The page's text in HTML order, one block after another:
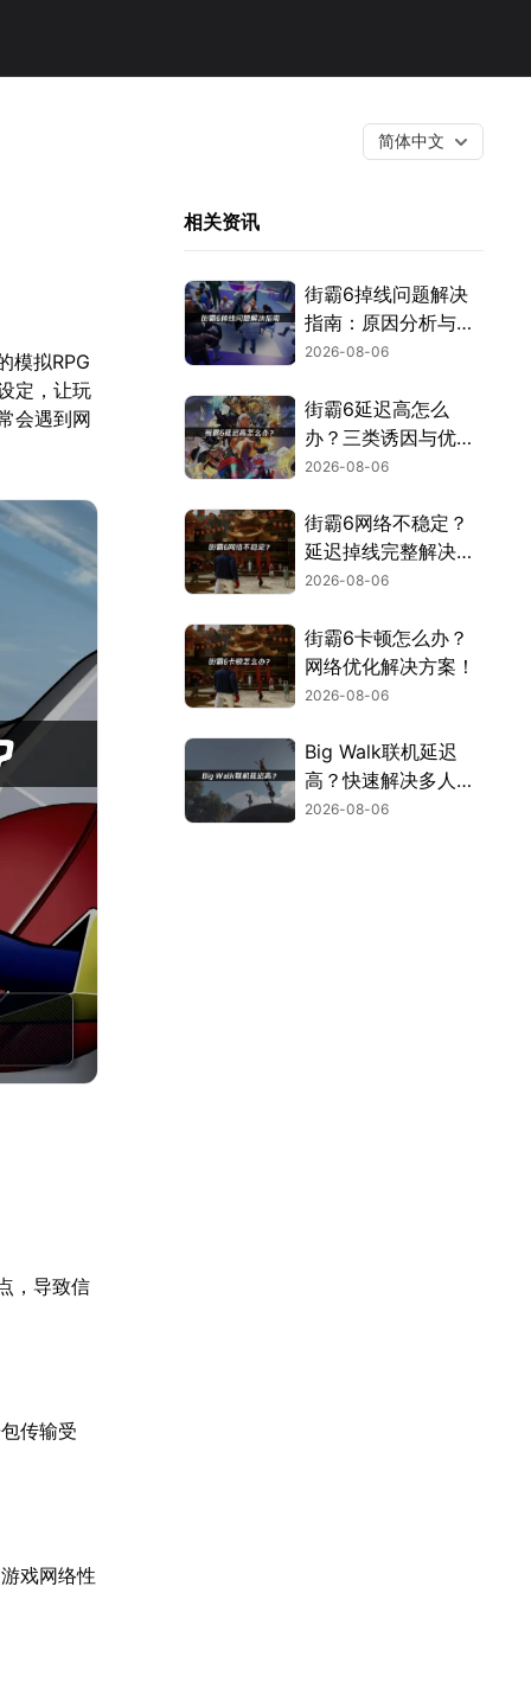
简体中文
模拟RPG
定，让玩
会遇到网
，导致信
传输受
戏网络性
相关资讯
街霸6掉线问题解决
指南：原因分析与网
络优化技巧！
2026-08-06
街霸6延迟高怎么
办？三类诱因与优化
解决方案！
2026-08-06
街霸6网络不稳定？
延迟掉线完整解决指
南！
2026-08-06
街霸6卡顿怎么办？
网络优化解决方案！
2026-08-06
Big Walk联机延迟
高？快速解决多人联
机卡顿问题！
2026-08-06